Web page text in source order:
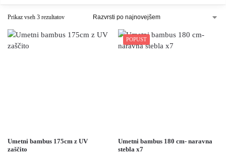
Prikaz vseh 3 rezultatov
Umetni bambus 175cm z UV
zaščito
POPUST
Umetni bambus 180 cm- naravna
stebla x7